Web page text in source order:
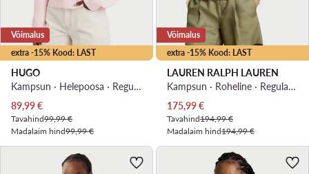
extra -15% Kood: LAST
Võimalus
HUGO
Kampsun · Heleроosa · Regular Fit
Praegune hind
89,99€
Tavahind99,99 €
Madalaim hind99,99 €
extra -15% Kood: LAST
Võimalus
LAUREN RALPH LAUREN
Kampsun · Roheline · Regular Fit
Praegune hind
175,99€
Tavahind194,99 €
Madalaim hind194,99 €